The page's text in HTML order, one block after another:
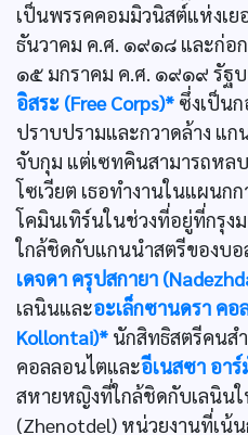
เป็นพรรคคอมมิวนิสต์แห่งเ
ธันวาคม ค.ศ. ๑๙๑๘ และก่อ
๑๕ มกราคม ค.ศ. ๑๙๑๙ รัฐ
อิสระ (Free Corps)* ซึ่งเป็น
ปราบปรามและกวาดล้าง แ
จับกุม แต่เซทคินสามารถห
โซเวียต เธอทำงานในแผนก
โคมินเทิร์นในช่วงที่อยู่ที่กรุง
ใกล้ชิดกับแกนนำสตรีของบ
เดจดา ครุปสกายา
เลนินและอะเล็กซานดรา คอ
Kollontai)* นักสิทธิสตรีคนส
คอลลอนไตและอีเนสซา อา
สหายหญิงที่ใกล้ชิดกับเลนินใ
(Zhenotdel) หน่วยงานที่เน้